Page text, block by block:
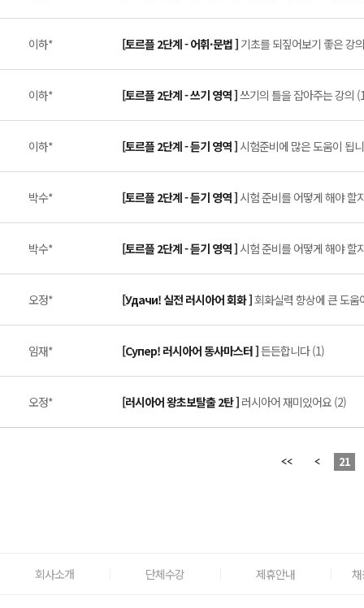
이하* [토르플 2단계 - 어휘·문법 ] 기초를 되짚어보기 좋은 강
이하* [토르플 2단계 - 쓰기 영역 ]쓰기의 틀을 잡아주는 강의
이하* [토르플 2단계 - 듣기 영역 ]시험준비에 많은 도움이 됩
박수* [토르플 2단계 - 듣기 영역 ]시험 준비를 어떻게 해야 할
박수* [토르플 2단계 - 듣기 영역 ]시험 준비를 어떻게 해야 할
오정* [Удачи! 실전 러시아어 회화 ]회화실력 향상에 큰 도움
임재* [Супер! 러시아어 동사마스터 ]든든합니다 (1)
오정* [러시아어 왕초보탈출 2탄 ] 러시아어 재미있어요 (2)
21
회사소개 단체수강 제휴안내